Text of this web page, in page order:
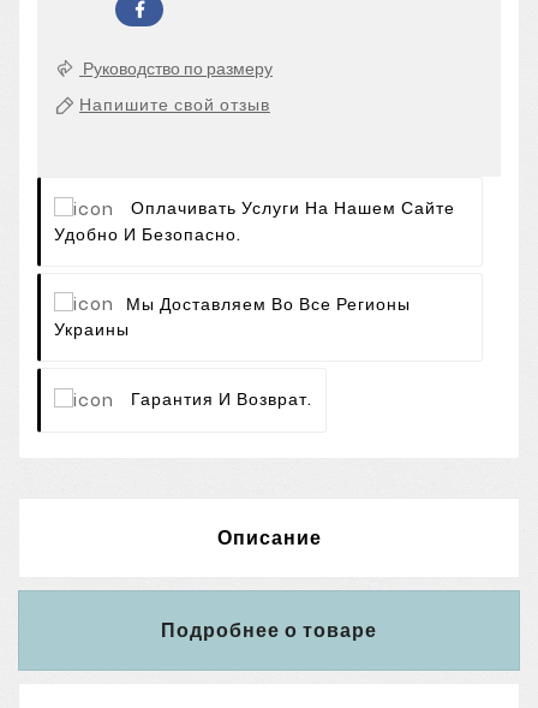
Руководство по размеру
Напишите свой отзыв
Оплачивать Услуги На Нашем Сайте
Удобно И Безопасно.
Мы Доставляем Во Все Регионы
Украины
Гарантия И Возврат.
Описание
Подробнее о товаре